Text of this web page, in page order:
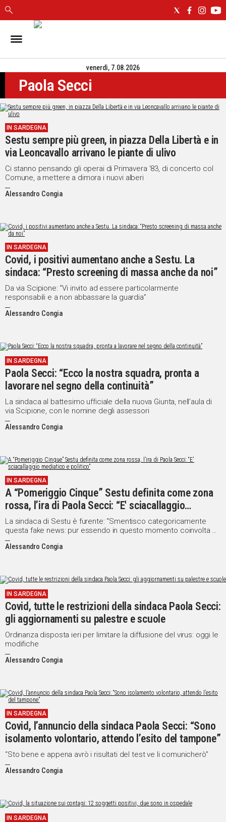
IN
CAGLIARI
SASSARI
NUORO
ORISTANO
SULCIS
GALLURA
OGLIASTRA
CAMPIDANO
POLITICA
IN
ITALIA
NEL
MONDO
SPORT
EVENTI
STORIE
Vai
UNISCITI
AL CANALE
Social
venerdì, 7.08.2026
Paola Secci
IN SARDEGNA
Sestu sempre più green, in piazza Della Libertà e in
via Leoncavallo arrivano le piante di ulivo
Ci stanno pensando gli operai di Primavera ’83, di concerto col
Comune, a mettere a dimora i nuovi alberi
Alessandro Congia
IN SARDEGNA
Covid, i positivi aumentano anche a Sestu. La
sindaca: “Presto screening di massa anche da noi”
Da via Scipione: “Vi invito ad essere particolarmente
responsabili e a non abbassare la guardia”
Alessandro Congia
IN SARDEGNA
Paola Secci: “Ecco la nostra squadra, pronta a
lavorare nel segno della continuità”
La sindaca al battesimo ufficiale della nuova Giunta, nell’aula di
via Scipione, con le nomine degli assessori
Alessandro Congia
IN SARDEGNA
A “Pomeriggio Cinque” Sestu definita come zona
rossa, l’ira di Paola Secci: “E' sciacallaggio
mediatico e politico”
La sindaca di Sestu è furente: “Smentisco categoricamente
questa fake news: pur essendo in questo momento coinvolta da
un focolaio di Covid-19, Sestu non è mai stata isolata”
Alessandro Congia
IN SARDEGNA
Covid, tutte le restrizioni della sindaca Paola Secci:
gli aggiornamenti su palestre e scuole
Ordinanza disposta ieri per limitare la diffusione del virus: oggi le
modifiche
Alessandro Congia
IN SARDEGNA
Covid, l’annuncio della sindaca Paola Secci: “Sono
isolamento volontario, attendo l’esito del tampone”
“Sto bene e appena avrò i risultati del test ve li comunicherò”
Alessandro Congia
IN SARDEGNA